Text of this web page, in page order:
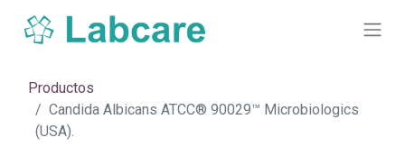
Productos
Candida Albicans ATCC® 90029™ Microbiologics
(USA).